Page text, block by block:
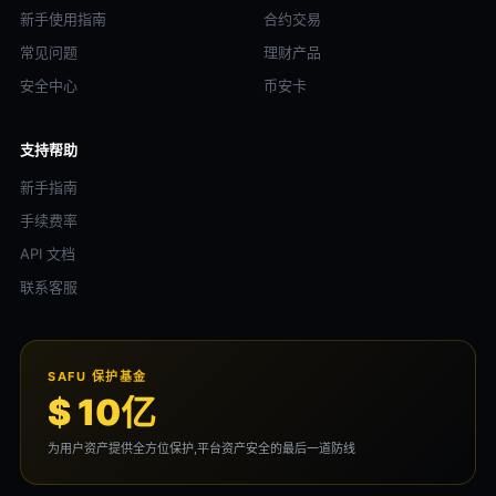
新手使用指南
常见问题
安全中心
合约交易
理财产品
币安卡
支持帮助
新手指南
手续费率
API 文档
联系客服
SAFU 保护基金
$ 10亿
为用户资产提供全方位保护,平台资产安全的最后一道防线